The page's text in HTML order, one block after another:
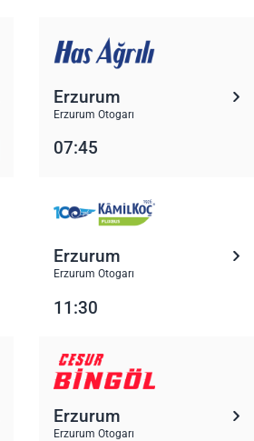
Erzurum
Erzurum Otogarı
07:45
Erzurum
Erzurum Otogarı
11:30
Erzurum
Erzurum Otogarı